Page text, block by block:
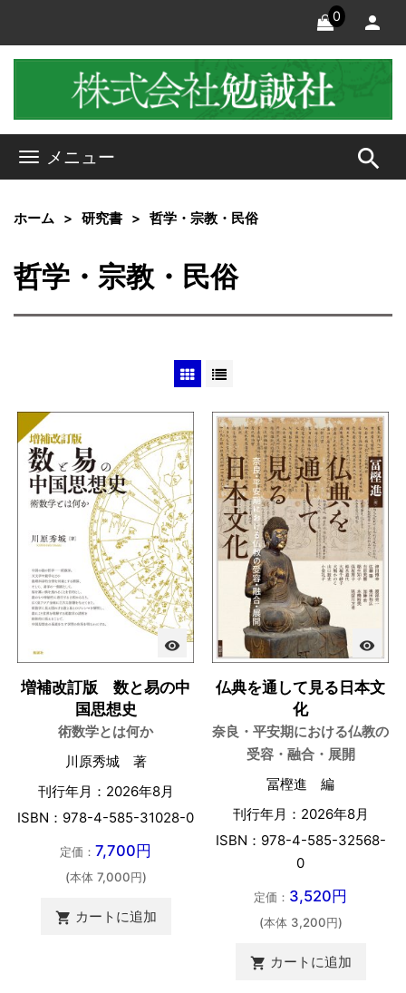
0
メニュー search
ホーム 研究書 哲学・宗教・民俗
哲学・宗教・民俗
visibility
増補改訂版 数と易の中
国思想史
術数学とは何か
川原秀城 著
刊行年月：2026年8月
ISBN：978-4-585-31028-0
定価： 7,700円
(本体 7,000円)
 カートに追加
visibility
仏典を通して見る日本文
化
奈良・平安期における仏教の
受容・融合・展開
冨樫進 編
刊行年月：2026年8月
ISBN：978-4-585-32568-
0
定価： 3,520円
(本体 3,200円)
 カートに追加